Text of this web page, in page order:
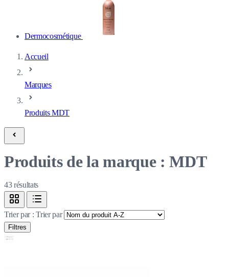
Dermocosmétique
Accueil
Marques
Produits MDT
Produits de la marque : MDT
43résultats
Trier par :Trier par
Filtres